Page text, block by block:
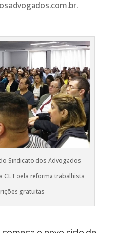
Sindicato dos Advogados
CLT pela reforma trabalhista
gratuitas